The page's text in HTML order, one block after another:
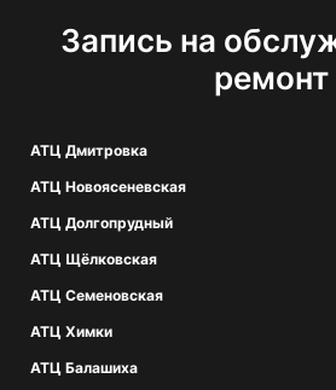
Запись на
ремонт
АТЦ Дмитровка
АТЦ Новоясеневская
АТЦ Долгопрудный
АТЦ Щёлковская
АТЦ Семеновская
АТЦ Химки
АТЦ Балашиха